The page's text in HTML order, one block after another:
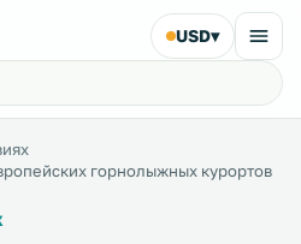
USD▾
горнолыжных курортов